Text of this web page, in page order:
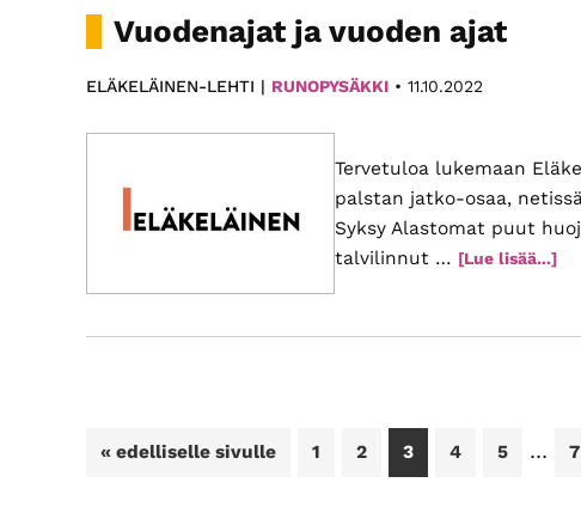
Vuodenajat ja vuoden ajat
ELÄKELÄINEN-LEHTI | RUNOPYSÄKKI • 11.10.2022
Tervetuloa lukemaan
palstan jatko-osaa,
Syksy Alastomat puut
talvilinnut … [Lue lisää...]
« Siirry
edelliselle sivulle Sivu
1 Sivu
2 Sivu
3 Sivu
4 Sivu
5 … 7